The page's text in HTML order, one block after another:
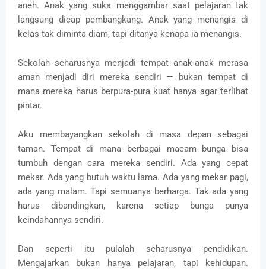
aneh. Anak yang suka menggambar saat pelajaran tak
langsung dicap pembangkang. Anak yang menangis di
kelas tak diminta diam, tapi ditanya kenapa ia menangis.
Sekolah seharusnya menjadi tempat anak-anak merasa
aman menjadi diri mereka sendiri — bukan tempat di
mana mereka harus berpura-pura kuat hanya agar terlihat
pintar.
Aku membayangkan sekolah di masa depan sebagai
taman. Tempat di mana berbagai macam bunga bisa
tumbuh dengan cara mereka sendiri. Ada yang cepat
mekar. Ada yang butuh waktu lama. Ada yang mekar pagi,
ada yang malam. Tapi semuanya berharga. Tak ada yang
harus dibandingkan, karena setiap bunga punya
keindahannya sendiri.
Dan seperti itu pulalah seharusnya pendidikan.
Mengajarkan bukan hanya pelajaran, tapi kehidupan.